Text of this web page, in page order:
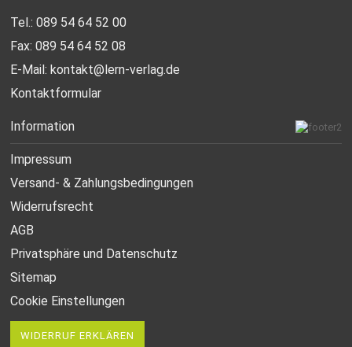
Tel.: 089 54 64 52 00
Fax: 089 54 64 52 08
E-Mail:kontakt@lern-verlag.de
Kontaktformular
Information
Impressum
Versand- & Zahlungsbedingungen
Widerrufsrecht
AGB
Privatsphäre und Datenschutz
Sitemap
Cookie Einstellungen
WIDERRUF ERKLÄREN